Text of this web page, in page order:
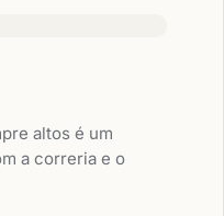
altos é um
a correria e o